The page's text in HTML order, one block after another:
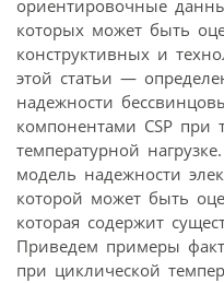
ориентировочные
которых может быть
конструктивных и
этой статьи —
надежности
компонентами CSP при
температурной
модель надежности
которой может быть
которая содержит
Приведем примеры
при циклической